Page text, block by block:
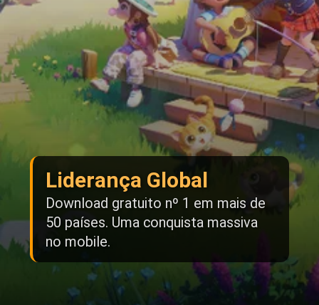
Liderança Global
Download gratuito nº 1 em mais de
50 países. Uma conquista massiva
no mobile.